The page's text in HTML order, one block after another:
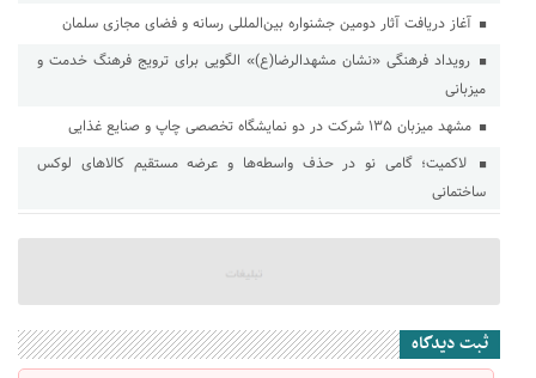
آغاز دریافت آثار دومین جشنواره بین‌المللی رسانه و فضای مجازی سلمان
رویداد فرهنگی «نشان مشهدالرضا(ع)» الگویی برای ترویج فرهنگ خدمت و
میزبانی
مشهد میزبان ۱۳۵ شرکت در دو نمایشگاه تخصصی چاپ و صنایع غذایی
لاکمیت؛ گامی نو در حذف واسطه‌ها و عرضه مستقیم کالاهای لوکس
ساختمانی
ثبت دیدگاه